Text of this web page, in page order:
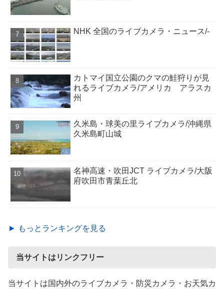
NHK 全国のライブカメラ・ニュース/-
カトマイ国立公園のクマの鮭狩りが見
れるライブカメラ/アメリカ アラスカ
州
久米島・球美の里ライブカメラ/沖縄県
久米島町山城
名神高速・吹田JCT ライブカメラ/大阪
府吹田市青葉丘北
► もっとランキングを見る
当サイトはリンクフリー
当サイトは国内外のライブカメラ・防災カメラ・お天気カ